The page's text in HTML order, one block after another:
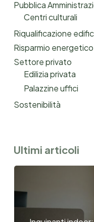
Pubblica
Centri culturali
Riqualificazione
Risparmio energetico
Settore privato
Edilizia privata
Palazzine uffici
Sostenibilità
Ultimi articoli